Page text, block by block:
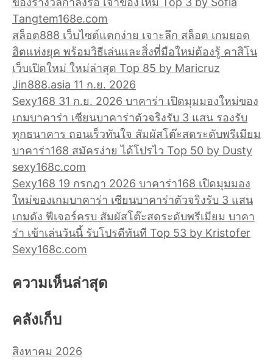
Tangtem168e.com
สล็อต888 เว็บไซต์แตกง่าย เจาะลึก สล็อต เกมยอด
ฮิตแห่งยุค พร้อมวิธีเล่นและสิ่งที่มือใหม่ต้องรู้ คาสิโน
เว็บเปิดใหม่ ใหม่ล่าสุด Top 85 by Maricruz
Jin888.asia 11 ก.ย. 2026
Sexy168 31 ก.ย. 2026 บาคาร่า เปิดมุมมองใหม่ของ
เกมบาคาร่า เซียนบาคาร่าตัวจริงรับ 3 แสน รองรับ
ทุกธนาคาร ถอนเร็วทันใจ สัมผัสโต๊ะสดระดับพรีเมียม
บาคาร่า168 สมัครง่าย ได้โปรไว Top 50 by Dusty
sexy168c.com
Sexy168 19 กรกฎา 2026 บาคาร่า168 เปิดมุมมอง
ใหม่ของเกมบาคาร่า เซียนบาคาร่าตัวจริงรับ 3 แสน
เกมดัง ฟีเจอร์ครบ สัมผัสโต๊ะสดระดับพรีเมียม บาคา
ร่า เข้าเล่นวันนี้ รับโปรดีทันที Top 53 by Kristofer
Sexy168c.com
ความเห็นล่าสุด
คลังเก็บ
สิงหาคม 2026